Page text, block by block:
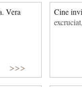
Vera
>>>
Cine